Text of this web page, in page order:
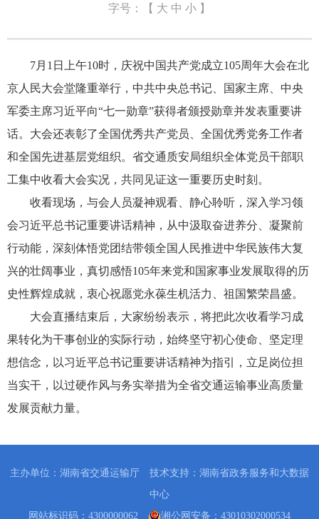
字号：【 大 中 小 】
7月1日上午10时，庆祝中国共产党成立105周年大会在北
京人民大会堂隆重举行，中共中央总书记、国家主席、中央
军委主席习近平向“七一勋章”获得者颁授勋章并发表重要讲
话。大会还表彰了全国优秀共产党员、全国优秀党务工作者
和全国先进基层党组织。省交通质安局组织全体党员干部职
工集中收看大会实况，共同见证这一重要历史时刻。
收看现场，与会人员凝神观看、静心聆听，深入学习领
会习近平总书记重要讲话精神，从中汲取奋进养分、凝聚前
行动能，深刻体悟党团结带领全国人民推进中华民族伟大复
兴的壮阔事业，真切感悟105年来党和国家事业发展取得的历
史性辉煌成就，衷心祝愿党永葆生机活力、祖国繁荣昌盛。
大会直播结束后，大家纷纷表示，将把此次收看学习成
果转化为干事创业的实际行动，始终坚守初心使命、坚定理
想信念，以习近平总书记重要讲话精神为指引，立足岗位担
当实干，以过硬作风与务实举措为全省交通运输事业高质量
发展贡献力量。
主办单位：湖南省交通运输厅 技术支持：湖南省政务服务和大数据
中心
网站标识码：4300000062
湘公网安备：43010302000534